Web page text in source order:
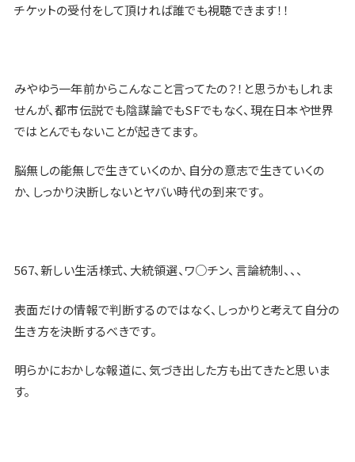
チケットの受付をして頂ければ誰でも視聴できます！！
みやゆう一年前からこんなこと言ってたの？！と思うかもしれま
せんが、都市伝説でも陰謀論でもSFでもなく、現在日本や世界
ではとんでもないことが起きてます。
脳無しの能無しで生きていくのか、自分の意志で生きていくの
か、しっかり決断しないとヤバい時代の到来です。
567、新しい生活様式、大統領選、ワ○チン、言論統制、、、
表面だけの情報で判断するのではなく、しっかりと考えて自分の
生き方を決断するべきです。
明らかにおかしな報道に、気づき出した方も出てきたと思いま
す。